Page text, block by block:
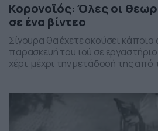
Κορονοϊός: Όλες οι
σε ένα βίντεο
Σίγουρα θα έχετε ακούσει
παρασκευή του ιού σε
χέρι, μέχρι την μετάδοσή της
εξάπλωση της πανδημίας, σε ένα
επιμελήθηκε η ομάδα της